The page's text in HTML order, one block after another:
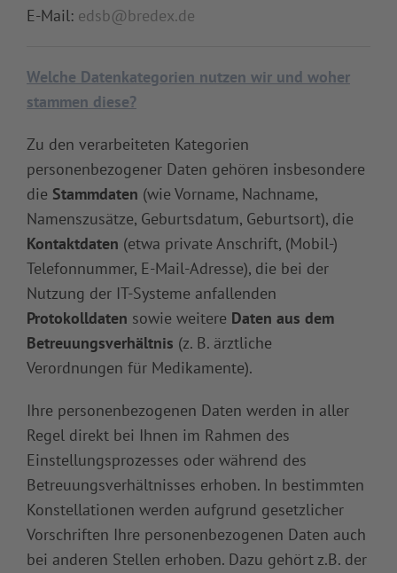
E-Mail: edsb@bredex.de
Welche Datenkategorien nutzen wir und woher
stammen diese?
Zu den verarbeiteten Kategorien
personenbezogener Daten gehören insbesondere
die Stammdaten (wie Vorname, Nachname,
Namenszusätze, Geburtsdatum, Geburtsort), die
Kontaktdaten (etwa private Anschrift, (Mobil-)
Telefonnummer, E-Mail-Adresse), die bei der
Nutzung der IT-Systeme anfallenden
Protokolldaten sowie weitere Daten aus dem
Betreuungsverhältnis (z. B. ärztliche
Verordnungen für Medikamente).
Ihre personenbezogenen Daten werden in aller
Regel direkt bei Ihnen im Rahmen des
Einstellungsprozesses oder während des
Betreuungsverhältnisses erhoben. In bestimmten
Konstellationen werden aufgrund gesetzlicher
Vorschriften Ihre personenbezogenen Daten auch
bei anderen Stellen erhoben. Dazu gehört z.B. der